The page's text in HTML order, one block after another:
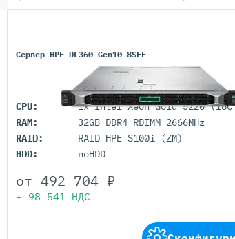
Сервер HPE DL360 Gen10 8SFF
CPU:
RAM:
32GB DDR4 RDIMM 2666MHz
RAID:
RAID HPE S100i (ZM)
HDD:
noHDD
от 492 704 ₽
+ 98 541 НДС